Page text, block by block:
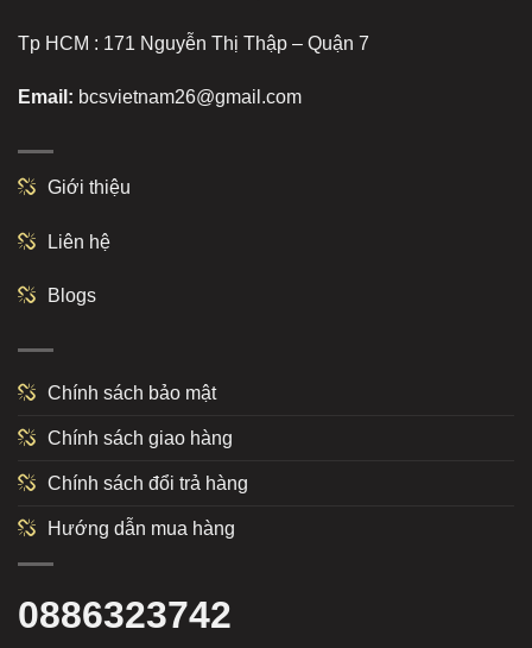
Tp HCM : 171 Nguyễn Thị Thập – Quận 7
Email: bcsvietnam26@gmail.com
Giới thiệu
Liên hệ
Blogs
Chính sách bảo mật
Chính sách giao hàng
Chính sách đổi trả hàng
Hướng dẫn mua hàng
0886323742